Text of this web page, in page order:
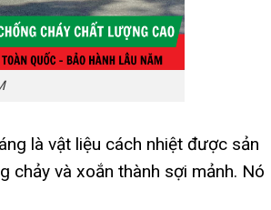
là vật liệu cách nhiệt được sản
chảy và xoắn thành sợi mảnh. Nó